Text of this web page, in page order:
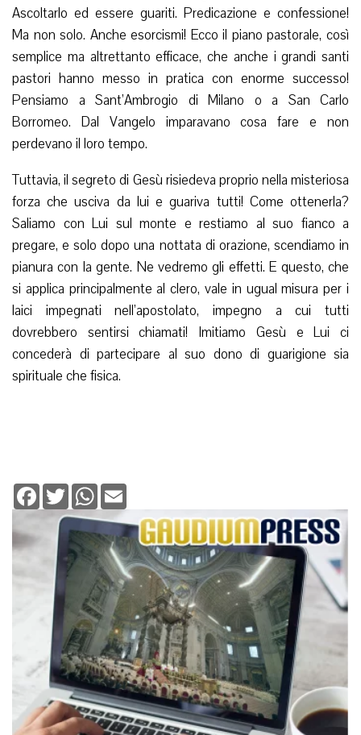
Ascoltarlo ed essere guariti. Predicazione e confessione!
Ma non solo. Anche esorcismi! Ecco il piano pastorale, così
semplice ma altrettanto efficace, che anche i grandi santi
pastori hanno messo in pratica con enorme successo!
Pensiamo a Sant’Ambrogio di Milano o a San Carlo
Borromeo. Dal Vangelo imparavano cosa fare e non
perdevano il loro tempo.
Tuttavia, il segreto di Gesù risiedeva proprio nella misteriosa
forza che usciva da lui e guariva tutti! Come ottenerla?
Saliamo con Lui sul monte e restiamo al suo fianco a
pregare, e solo dopo una nottata di orazione, scendiamo in
pianura con la gente. Ne vedremo gli effetti. E questo, che
si applica principalmente al clero, vale in ugual misura per i
laici impegnati nell’apostolato, impegno a cui tutti
dovrebbero sentirsi chiamati! Imitiamo Gesù e Lui ci
concederà di partecipare al suo dono di guarigione sia
spirituale che fisica.
Facebook
TwitterWhatsApp